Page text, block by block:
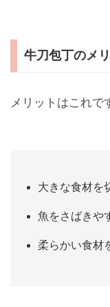
牛刀包丁のメ
メリットはこれで
大きな食材を
魚をさばきや
柔らかい食材